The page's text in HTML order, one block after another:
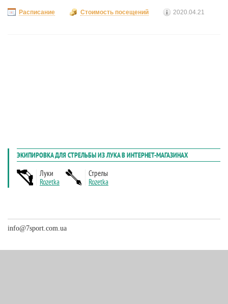
Расписание Стоимость посещений 2020.04.21
info@7sport.com.ua